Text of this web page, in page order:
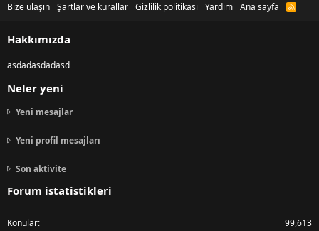
Bize ulaşın Şartlar ve kurallar Gizlilik politikası Yardım Ana sayfa
R
Hakkımızda
asdadasdadasd
Neler yeni
Yeni mesajlar
Yeni profil mesajları
Son aktivite
Forum istatistikleri
Konular 99,613